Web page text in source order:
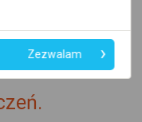
nam się
Zezwalam